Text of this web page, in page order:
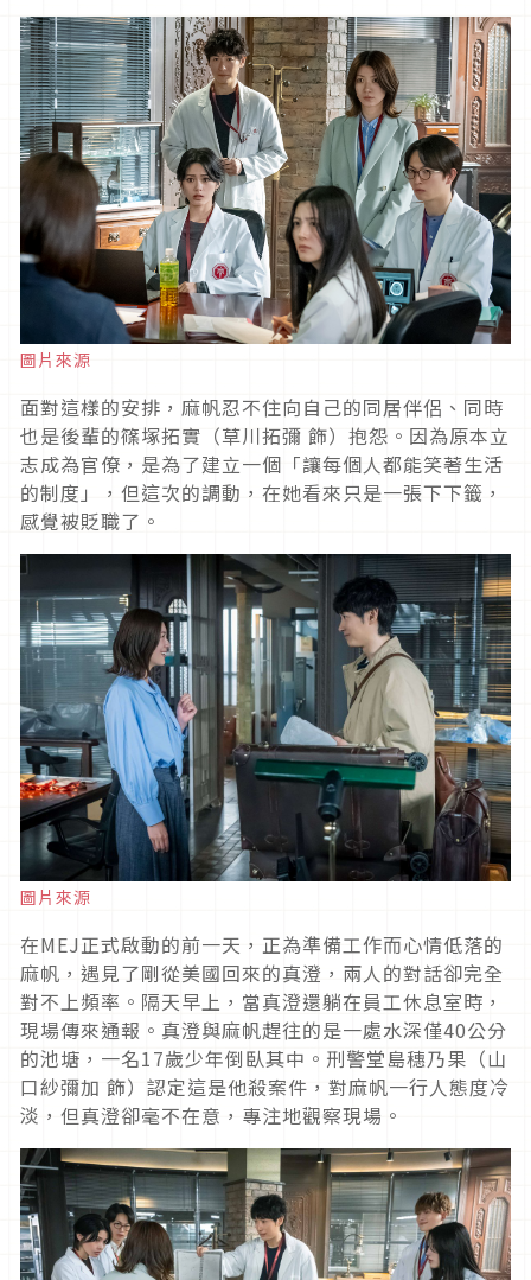
圖片來源
面對這樣的安排，麻帆忍不住向自己的同居伴侶、同時
也是後輩的篠塚拓實（草川拓彌 飾）抱怨。因為原本立
志成為官僚，是為了建立一個「讓每個人都能笑著生活
的制度」，但這次的調動，在她看來只是一張下下籤，
感覺被貶職了。
圖片來源
在MEJ正式啟動的前一天，正為準備工作而心情低落的
麻帆，遇見了剛從美國回來的真澄，兩人的對話卻完全
對不上頻率。隔天早上，當真澄還躺在員工休息室時，
現場傳來通報。真澄與麻帆趕往的是一處水深僅40公分
的池塘，一名17歲少年倒臥其中。刑警堂島穗乃果（山
口紗彌加 飾）認定這是他殺案件，對麻帆一行人態度冷
淡，但真澄卻毫不在意，專注地觀察現場。